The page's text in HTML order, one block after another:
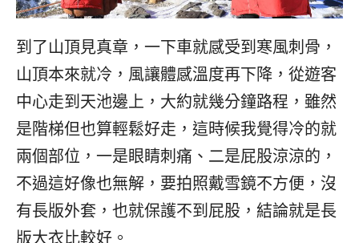
到了山頂見真章，一下車就感受到寒風刺骨，
山頂本來就冷，風讓體感溫度再下降，從遊客
中心走到天池邊上，大約就幾分鐘路程，雖然
是階梯但也算輕鬆好走，這時候我覺得冷的就
兩個部位，一是眼睛刺痛、二是屁股涼涼的，
不過這好像也無解，要拍照戴雪鏡不方便，沒
有長版外套，也就保護不到屁股，結論就是長
版大衣比較好。